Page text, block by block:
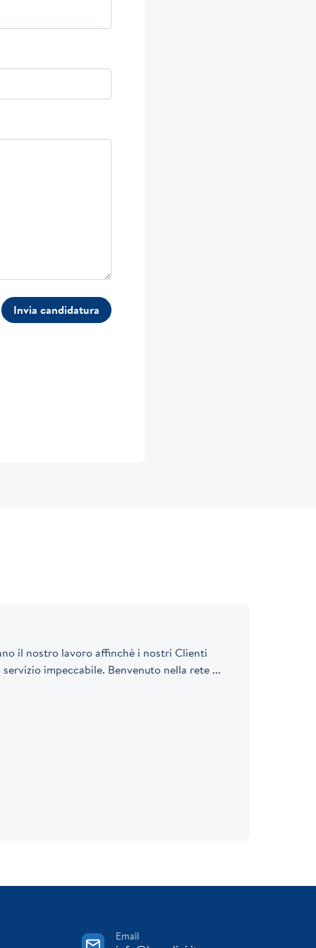
Invia candidatura
il nostro lavoro affinchè i nostri Clienti
impeccabile. Benvenuto nella rete ...
Email